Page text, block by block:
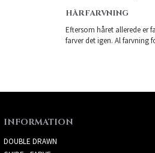
HÅRFARVNING
Eftersom håret allerede er
farver det igen. Al farvning
INFORMATION
DOUBLE DRAWN